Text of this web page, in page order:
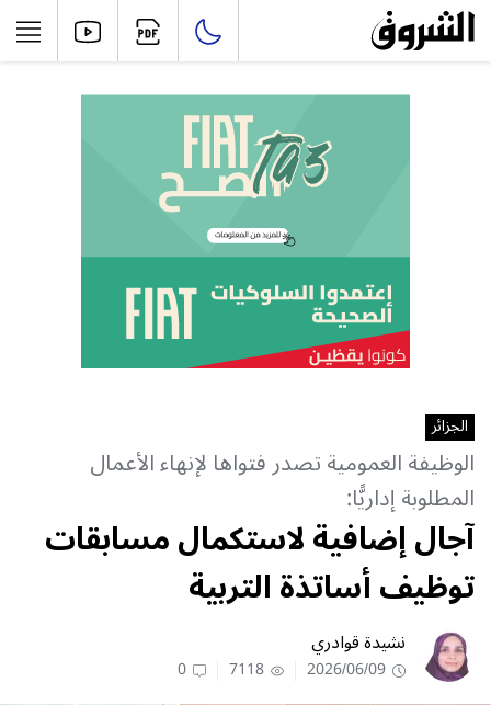
الجزائر
الوظيفة العمومية تصدر فتواها لإنهاء الأعمال
المطلوبة إداريًّا:
آجال إضافية لاستكمال مسابقات
توظيف أساتذة التربية
نشيدة قوادري
2026/06/09
7118
0